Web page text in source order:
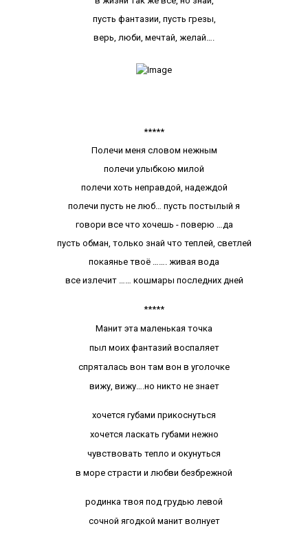
пусть фантазии, пусть грезы,
верь, люби, мечтай, желай….
*****
Полечи меня словом нежным
полечи улыбкою милой
полечи хоть неправдой, надеждой
полечи пусть не люб… пусть постылый я
говори все что хочешь - поверю …да
пусть обман, только знай что теплей, светлей
покаянье твоё ……. живая вода
все излечит …… кошмары последних дней
*****
Манит эта маленькая точка
пыл моих фантазий воспаляет
спряталась вон там вон в уголочке
вижу, вижу….но никто не знает
хочется губами прикоснуться
хочется ласкать губами нежно
чувствовать тепло и окунуться
в море страсти и любви безбрежной
родинка твоя под грудью левой
сочной ягодкой манит волнует